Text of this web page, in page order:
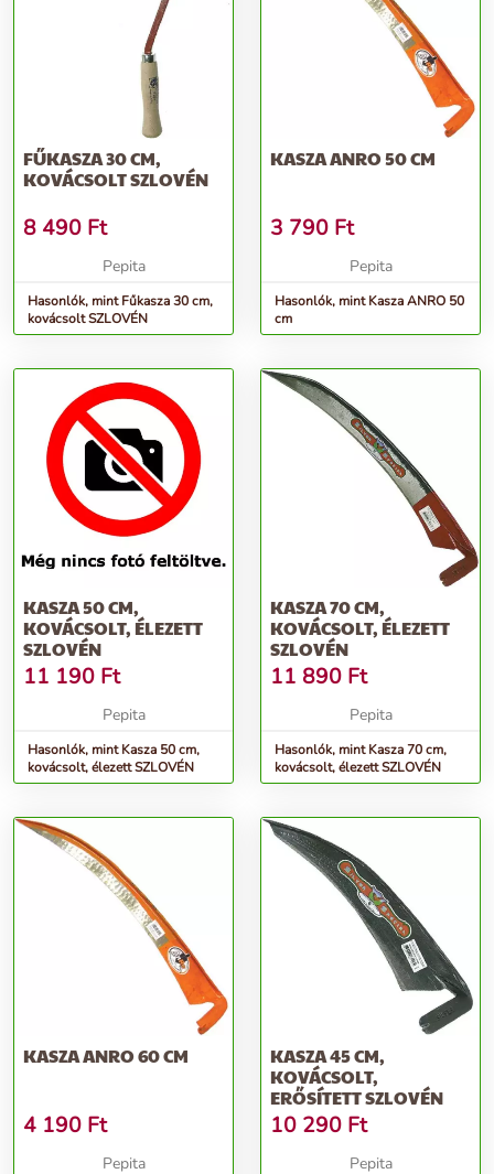
FŰKASZA 30 CM,
KOVÁCSOLT SZLOVÉN
8 490 Ft
Pepita
Hasonlók, mint Fűkasza 30 cm,
kovácsolt SZLOVÉN
KASZA ANRO 50 CM
3 790 Ft
Pepita
Hasonlók, mint Kasza ANRO 50
cm
KASZA 50 CM,
KOVÁCSOLT, ÉLEZETT
SZLOVÉN
11 190 Ft
Pepita
Hasonlók, mint Kasza 50 cm,
kovácsolt, élezett SZLOVÉN
KASZA 70 CM,
KOVÁCSOLT, ÉLEZETT
SZLOVÉN
11 890 Ft
Pepita
Hasonlók, mint Kasza 70 cm,
kovácsolt, élezett SZLOVÉN
KASZA ANRO 60 CM
4 190 Ft
Pepita
KASZA 45 CM,
KOVÁCSOLT,
ERŐSÍTETT SZLOVÉN
10 290 Ft
Pepita